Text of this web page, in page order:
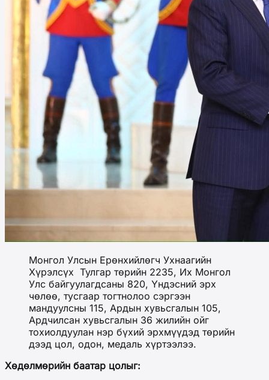
Монгол Улсын Ерөнхийлөгч Ухнаагийн
Хүрэлсүх Тулгар төрийн 2235, Их Монгол
Улс байгуулагдсаны 820, Үндэсний эрх
чөлөө, тусгаар тогтнолоо сэргээн
мандуулсны 115, Ардын хувьсгалын 105,
Ардчилсан хувьсгалын 36 жилийн ойг
тохиолдуулан нэр бүхий эрхмүүдэд төрийн
дээд цол, одон, медаль хүртээлээ.
Хөдөлмөрийн баатар цолыг: